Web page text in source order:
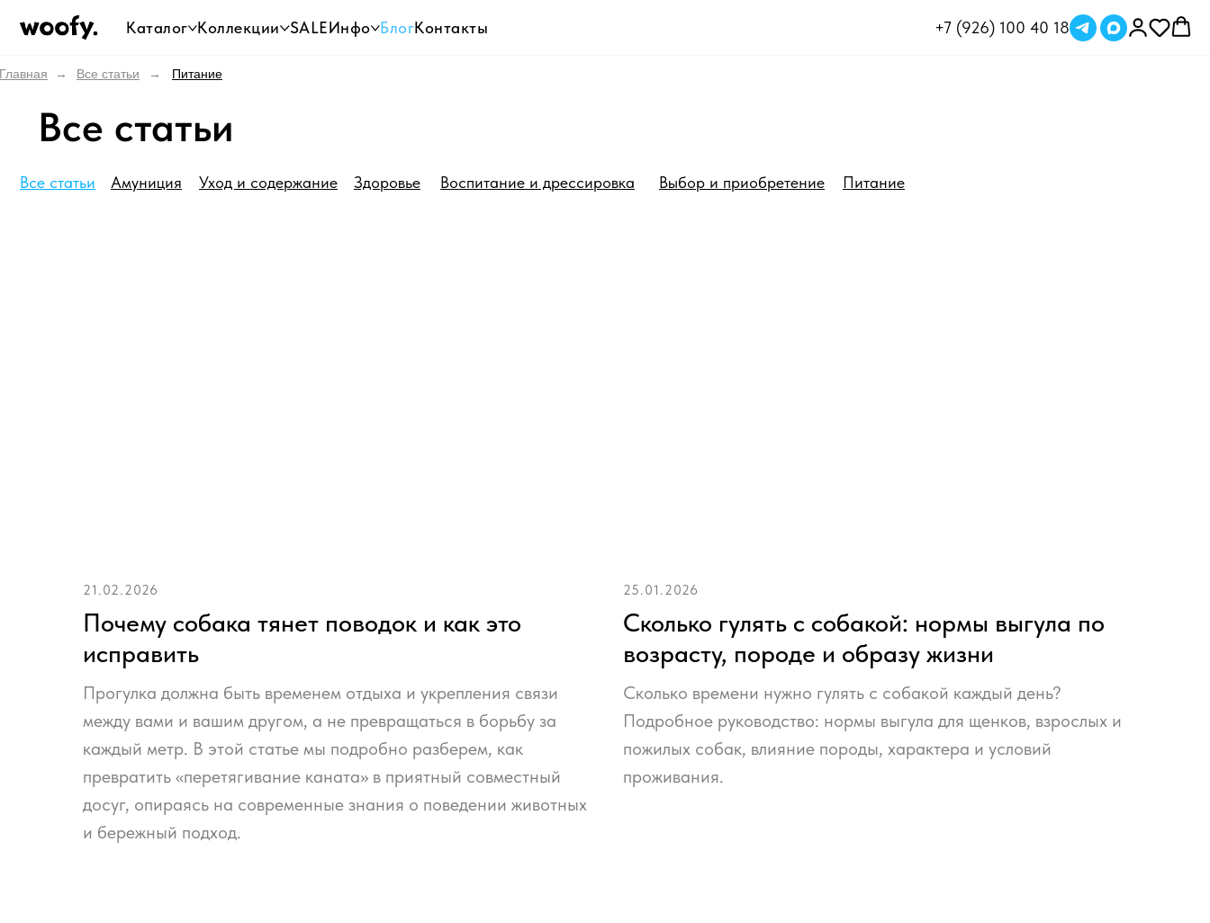
Каталог Коллекции SALEИнфо БлогКонтакты +7 (926) 100 40 18
Все статьи
Главная → → Питание
Все статьи
Питание
Выбор и приобретение
Воспитание и дрессировка
Здоровье
Уход и содержание
Все статьи Амуниция
21.02.2026
Почему собака тянет поводок и как это
исправить
Прогулка должна быть временем отдыха и укрепления связи
между вами и вашим другом, а не превращаться в борьбу за
каждый метр. В этой статье мы подробно разберем, как
превратить «перетягивание каната» в приятный совместный
досуг, опираясь на современные знания о поведении животных
и бережный подход.
25.01.2026
Сколько гулять с собакой: нормы выгула по
возрасту, породе и образу жизни
Сколько времени нужно гулять с собакой каждый день?
Подробное руководство: нормы выгула для щенков, взрослых и
пожилых собак, влияние породы, характера и условий
проживания.